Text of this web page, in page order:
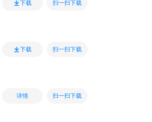
下载 扫一扫下载
下载 扫一扫下载
详情 扫一扫下载